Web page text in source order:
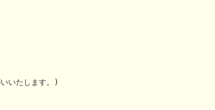
いたします。)